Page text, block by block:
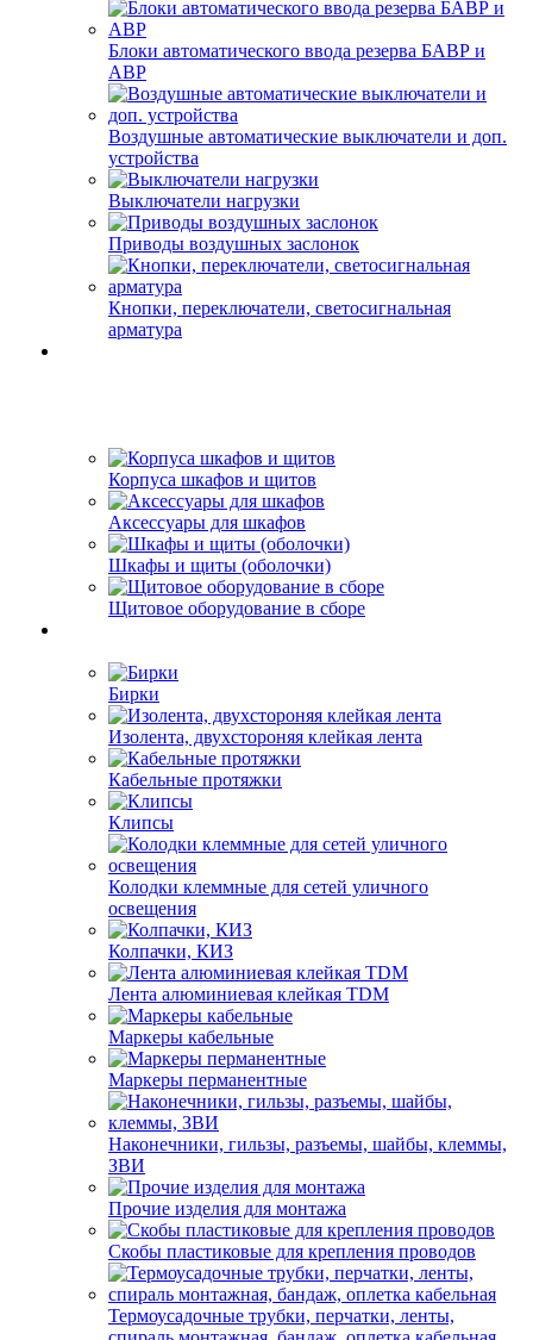
Блоки автоматического ввода резерва БАВР и
АВР
Воздушные автоматические выключатели и доп.
устройства
Выключатели нагрузки
Приводы воздушных заслонок
Кнопки, переключатели, светосигнальная
арматура
Корпуса шкафов и щитов
Аксессуары для шкафов
Шкафы и щиты (оболочки)
Щитовое оборудование в сборе
Бирки
Изолента, двухстороняя клейкая лента
Кабельные протяжки
Клипсы
Колодки клеммные для сетей уличного
освещения
Колпачки, КИЗ
Лента алюминиевая клейкая TDM
Маркеры кабельные
Маркеры перманентные
Наконечники, гильзы, разъемы, шайбы, клеммы,
ЗВИ
Прочие изделия для монтажа
Скобы пластиковые для крепления проводов
Термоусадочные трубки, перчатки, ленты,